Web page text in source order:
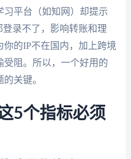
习平台（如知网）却提示
录不了，影响转账和理
的IP不在国内，加上跨境
受阻。所以，一个好用的
关键。
5个指标必须